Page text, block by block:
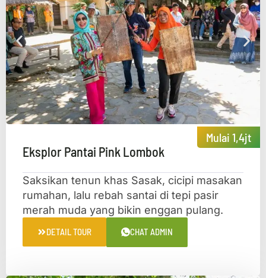
Mulai 1,4jt
Eksplor Pantai Pink Lombok
Saksikan tenun khas Sasak, cicipi masakan
rumahan, lalu rebah santai di tepi pasir
merah muda yang bikin enggan pulang.
DETAIL TOUR CHAT ADMIN